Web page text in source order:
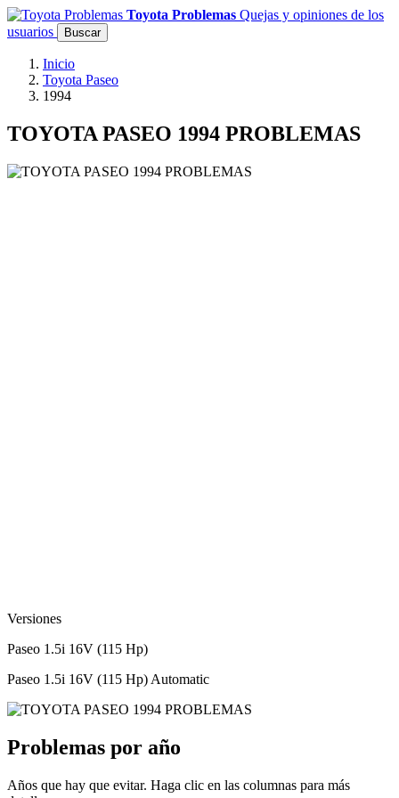
Toyota Problemas Quejas y opiniones de los
usuarios
Buscar
Inicio
Toyota Paseo
1994
TOYOTA PASEO 1994 PROBLEMAS
Versiones
Paseo 1.5i 16V (115 Hp)
Paseo 1.5i 16V (115 Hp) Automatic
Problemas por año
Años que hay que evitar. Haga clic en las columnas para más